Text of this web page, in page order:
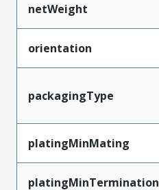
netWeight
orientation
packagingType
platingMinMating
platingMinTermination